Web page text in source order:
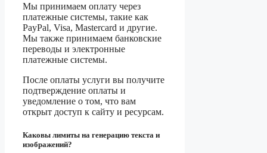
Мы принимаем оплату через
платежные системы, такие как
PayPal, Visa, Mastercard и другие.
Мы также принимаем банковские
переводы и электронные
платежные системы.
После оплаты услуги вы получите
подтверждение оплаты и
уведомление о том, что вам
открыт доступ к сайту и ресурсам.
Каковы лимиты на генерацию текста и
изображений?